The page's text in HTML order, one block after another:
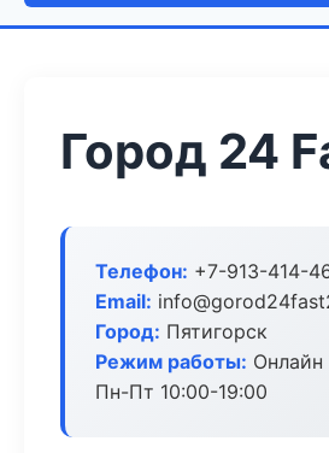
Город 24
Телефон: +7-913-414-
Email:
Город: Пятигорск
Режим работы: Онлайн
Пн-Пт 10:00-19:00